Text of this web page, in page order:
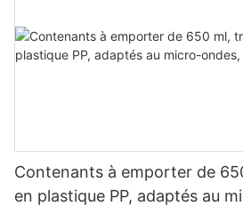
Contenants à emporter de
en plastique PP, adaptés au